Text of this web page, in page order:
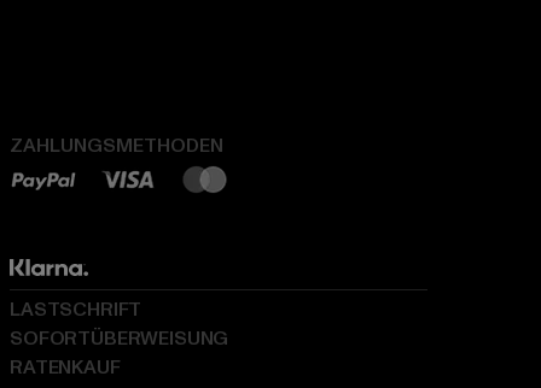
ZAHLUNGSMETHODEN
LASTSCHRIFT
SOFORTÜBERWEISUNG
RATENKAUF